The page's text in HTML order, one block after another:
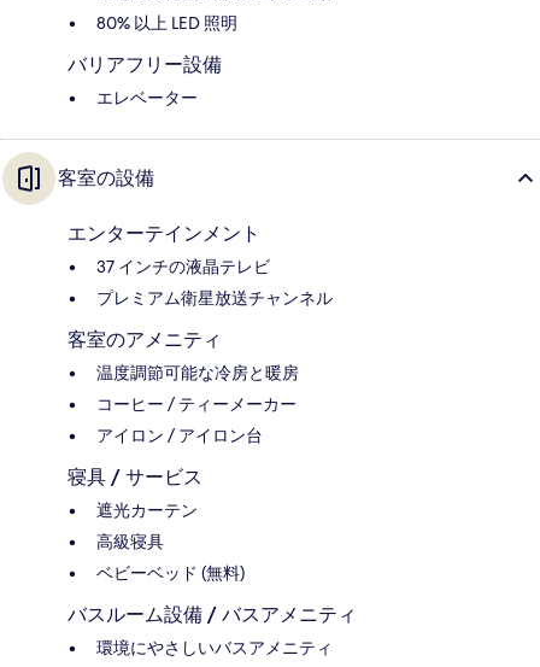
80% 以上 LED 照明
バリアフリー設備
エレベーター
客室の設備
エンターテインメント
37 インチの液晶テレビ
プレミアム衛星放送チャンネル
客室のアメニティ
温度調節可能な冷房と暖房
コーヒー / ティーメーカー
アイロン / アイロン台
寝具 / サービス
遮光カーテン
高級寝具
ベビーベッド (無料)
バスルーム設備 / バスアメニティ
環境にやさしいバスアメニティ